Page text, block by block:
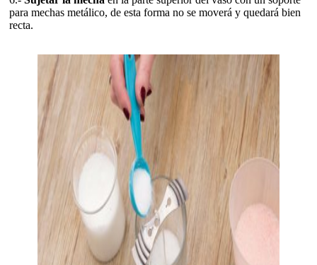
para mechas metálico, de esta forma no se moverá y quedará bien
recta.